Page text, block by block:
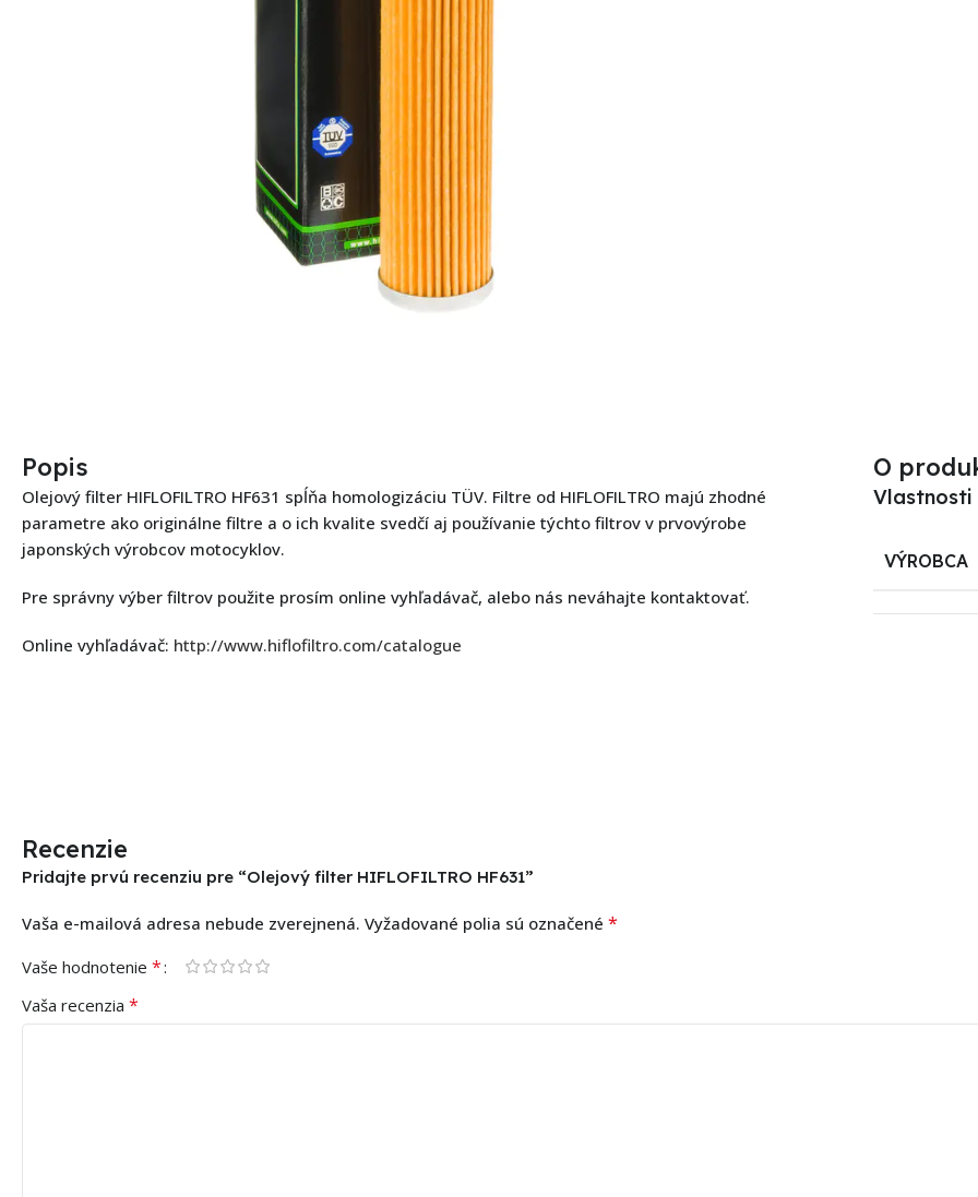
Popis
Olejový filter HIFLOFILTRO HF631 spĺňa homologizáciu TÜV. Filtre od HIFLOFILTRO majú zhodné
parametre ako originálne filtre a o ich kvalite svedčí aj používanie týchto filtrov v prvovýrobe
japonských výrobcov motocyklov.
Pre správny výber filtrov použite prosím online vyhľadávač, alebo nás neváhajte kontaktovať.
Online vyhľadávač: http://www.hiflofiltro.com/catalogue
O
Vlastnosti
VÝROBCA
Recenzie
Pridajte prvú recenziu pre “Olejový filter HIFLOFILTRO HF631”
Vaša e-mailová adresa nebude zverejnená. Vyžadované polia sú označené *
Vaše hodnotenie *
Vaša recenzia *